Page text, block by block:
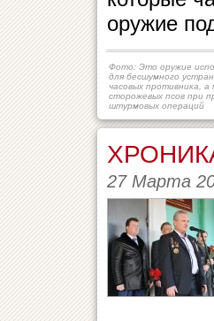
оружие
Фото: Это оружие
для бесшумного
часовых противника, а
сторожевых псов при
штурмовых операций
27 Марта